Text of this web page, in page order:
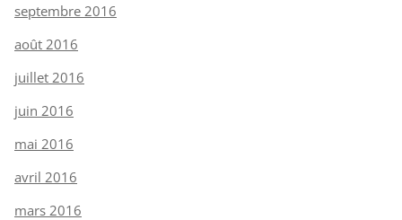
septembre 2016
août 2016
juillet 2016
juin 2016
mai 2016
avril 2016
mars 2016